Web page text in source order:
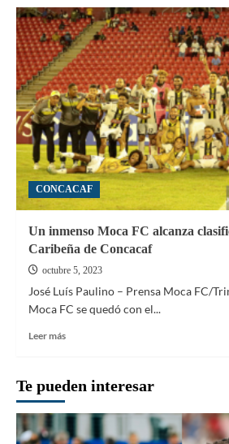
CONCACAF
Un inmenso Moca FC alcanza
Caribeña de Concacaf
octubre 5, 2023
José Luís Paulino – Prensa Moca FC/
Moca FC se quedó con el...
Leer másLeer
Un
inmenso
Moca
alcanza
Te pueden interesar